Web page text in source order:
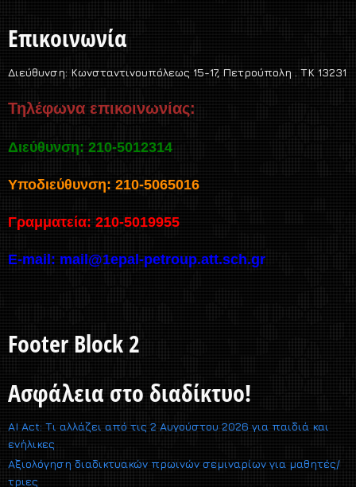
Επικοινωνία
Διεύθυνση: Κωνσταντινουπόλεως 15-17, Πετρούπολη . TK 13231
Τηλέφωνα επικοινωνίας:
Διεύθυνση: 210-5012314
Υποδιεύθυνση: 210-5065016
Γραμματεία: 210-5019955
E-mail: mail@1epal-petroup.att.sch.gr
Footer Block 2
Ασφάλεια στο διαδίκτυο!
AI Act: Τι αλλάζει από τις 2 Αυγούστου 2026 για παιδιά και
ενήλικες
Αξιολόγηση διαδικτυακών πρωινών σεμιναρίων για μαθητές/
τριες